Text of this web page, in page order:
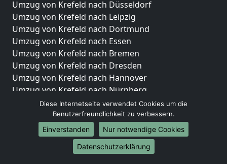
Umzug von Krefeld nach Düsseldorf
Umzug von Krefeld nach Leipzig
Umzug von Krefeld nach Dortmund
Umzug von Krefeld nach Essen
Umzug von Krefeld nach Bremen
Umzug von Krefeld nach Dresden
Umzug von Krefeld nach Hannover
Umzug von Krefeld nach Nürnberg
Umzug von Krefeld nach Duisburg
Umzug von Krefeld nach Bochum
Umzug von Krefeld nach Wuppertal
Umzug von Krefeld nach Bielefeld
Umzug von Krefeld nach Bonn
Diese Internetseite verwendet Cookies um die
Benutzerfreundlichkeit zu verbessern.
Einverstanden
Nur notwendige Cookies
Datenschutzerklärung